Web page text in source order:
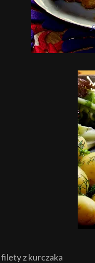
z kurczaka